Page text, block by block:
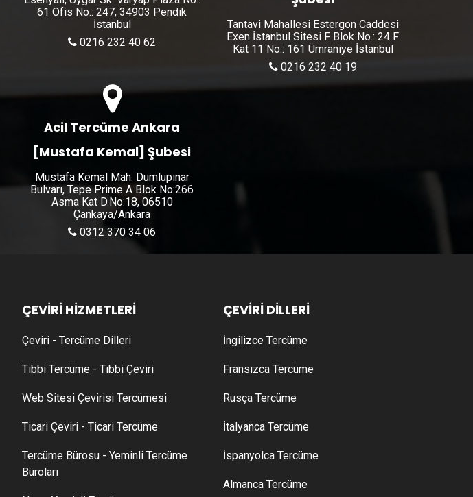
61 Ofis No.: 247, 34903 Pendik
İstanbul
0216 232 40 62
Tantavi Mahallesi Estergon Caddesi
Exen İstanbul Sitesi F Blok No.: 24 F
Kat 11 No.: 161 Ümraniye İstanbul
0216 232 40 19
Acil Tercüme Ankara
[Mustafa Kemal] Şubesi
Mustafa Kemal Mah. Dumlupınar
Bulvarı, Tepe Prime A Blok No:266
Asma Kat D.No:18, 06510
Çankaya/Ankara
0312 370 34 06
ÇEVİRİ HİZMETLERİ
Çeviri - Tercüme Dilleri
Tıbbi Tercüme - Tıbbi Çeviri
Web Sitesi Çevirisi Tercümesi
Ticari Çeviri - Ticari Tercüme
Tercüme Bürosu - Yeminli Tercüme
Büroları
ÇEVİRİ DİLLERİ
İngilizce Tercüme
Fransızca Tercüme
Rusça Tercüme
İtalyanca Tercüme
İspanyolca Tercüme
Almanca Tercüme